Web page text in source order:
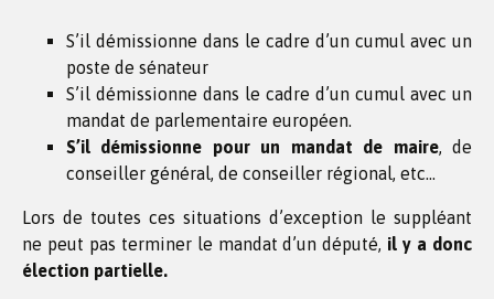
S’il démissionne dans le cadre d’un cumul avec un
poste de sénateur
S’il démissionne dans le cadre d’un cumul avec un
mandat de parlementaire européen.
S’il démissionne pour un mandat de maire, de
conseiller général, de conseiller régional, etc…
Lors de toutes ces situations d’exception le suppléant
ne peut pas terminer le mandat d’un député, il y a donc
élection partielle.